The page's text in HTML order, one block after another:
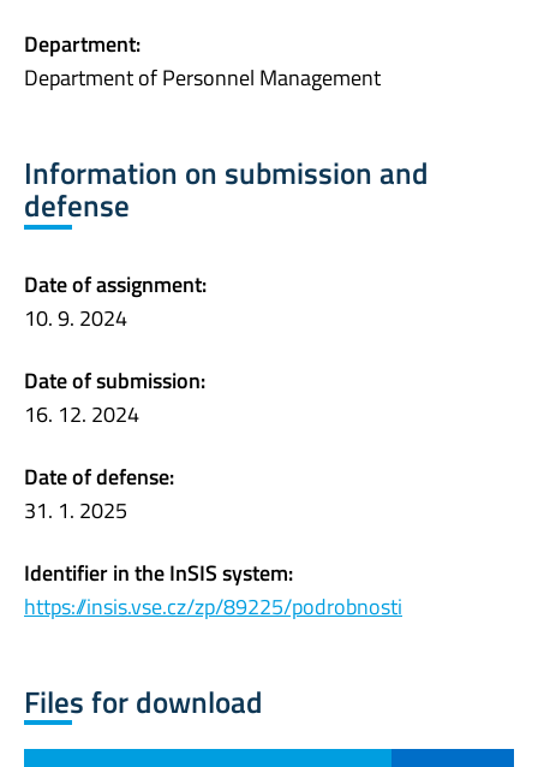
Department:
Department of Personnel Management
Information on submission and
defense
Date of assignment:
10. 9. 2024
Date of submission:
16. 12. 2024
Date of defense:
31. 1. 2025
Identifier in the InSIS system:
https://insis.vse.cz/zp/89225/podrobnosti
Files for download